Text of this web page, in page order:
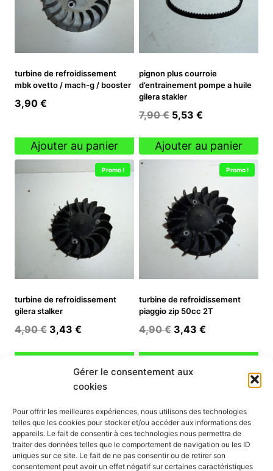
Gérer le consentement aux
cookies
Pour offrir les meilleures expériences, nous utilisons des technologies
telles que les cookies pour stocker et/ou accéder aux informations des
appareils. Le fait de consentir à ces technologies nous permettra de
traiter des données telles que le comportement de navigation ou les ID
uniques sur ce site. Le fait de ne pas consentir ou de retirer son
consentement peut avoir un effet négatif sur certaines caractéristiques
turbine de refroidissement
mbk ovetto / mach-g / booster
3,90 €
Ajouter au panier
pignon plus courroie
d’entrainement pompe a huile
gilera stakler
7,90€ Le
initial
était :
5,53 €
actuel
5,53 €.
Ajouter au panier
Promo !
turbine de refroidissement
gilera stalker
4,90€ Le
initial
était :
4,90 €.
3,43 €
actuel
est :
3,43 €.
Promo !
turbine de refroidissement
piaggio zip 50cc 2T
4,90€ Le
initial
était :
3,43 €
actuel
INFORMATION
Mon compte
Nous contacter
Mode paiement